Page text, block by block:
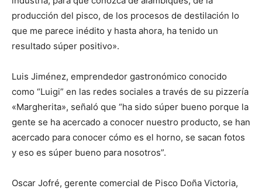
producción del pisco, de los procesos de destilación lo
que me parece inédito y hasta ahora, ha tenido un
resultado súper positivo».
Luis Jiménez, emprendedor gastronómico conocido
como “Luigi” en las redes sociales a través de su pizzería
«Margherita», señaló que “ha sido súper bueno porque la
gente se ha acercado a conocer nuestro producto, se han
acercado para conocer cómo es el horno, se sacan fotos
y eso es súper bueno para nosotros”.
Oscar Jofré, gerente comercial de Pisco Doña Victoria,